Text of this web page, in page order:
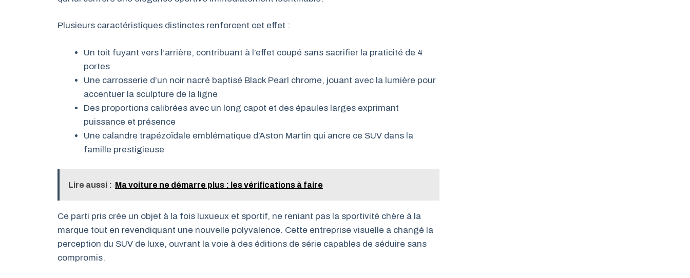
Plusieurs caractéristiques distinctes renforcent cet effet :
Un toit fuyant vers l’arrière, contribuant à l’effet coupé sans sacrifier la praticité de 4
portes
Une carrosserie d’un noir nacré baptisé Black Pearl chrome, jouant avec la lumière pour
accentuer la sculpture de la ligne
Des proportions calibrées avec un long capot et des épaules larges exprimant
puissance et présence
Une calandre trapézoïdale emblématique d’Aston Martin qui ancre ce SUV dans la
famille prestigieuse
Lire aussi : Ma voiture ne démarre plus : les vérifications à faire
Ce parti pris crée un objet à la fois luxueux et sportif, ne reniant pas la sportivité chère à la
marque tout en revendiquant une nouvelle polyvalence. Cette entreprise visuelle a changé la
perception du SUV de luxe, ouvrant la voie à des éditions de série capables de séduire sans
compromis.